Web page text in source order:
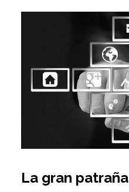
La gran patraña